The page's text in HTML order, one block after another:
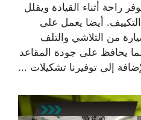
راحة أثناء القيادة ويقلل
أيضا يعمل على
من التلاشي والتلف
يحافظ على جودة المقاعد
إلى توفيرنا تشكيلات ...